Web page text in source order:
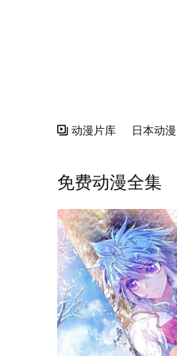
 动漫片库 日本动漫
免费动漫全集